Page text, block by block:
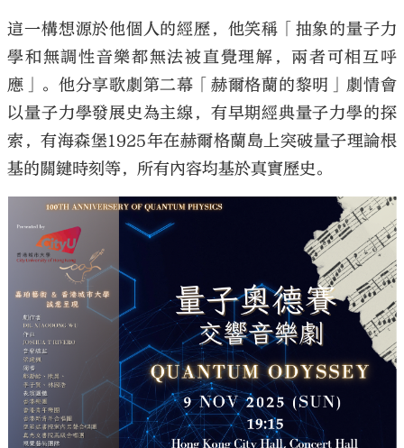
這一構想源於他個人的經歷，他笑稱「抽象的量子力
學和無調性音樂都無法被直覺理解，兩者可相互呼
應」。他分享歌劇第二幕「赫爾格蘭的黎明」劇情會
以量子力學發展史為主線，有早期經典量子力學的探
索，有海森堡1925年在赫爾格蘭島上突破量子理論根
基的關鍵時刻等，所有內容均基於真實歷史。